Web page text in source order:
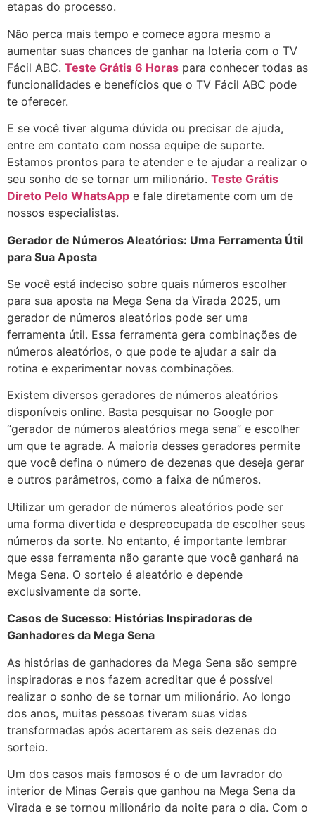
etapas do processo.
Não perca mais tempo e comece agora mesmo a
aumentar suas chances de ganhar na loteria com o TV
Fácil ABC. Teste Grátis 6 Horas para conhecer todas as
funcionalidades e benefícios que o TV Fácil ABC pode
te oferecer.
E se você tiver alguma dúvida ou precisar de ajuda,
entre em contato com nossa equipe de suporte.
Estamos prontos para te atender e te ajudar a realizar o
seu sonho de se tornar um milionário. Teste Grátis
Direto Pelo WhatsApp e fale diretamente com um de
nossos especialistas.
Gerador de Números Aleatórios: Uma Ferramenta Útil
para Sua Aposta
Se você está indeciso sobre quais números escolher
para sua aposta na Mega Sena da Virada 2025, um
gerador de números aleatórios pode ser uma
ferramenta útil. Essa ferramenta gera combinações de
números aleatórios, o que pode te ajudar a sair da
rotina e experimentar novas combinações.
Existem diversos geradores de números aleatórios
disponíveis online. Basta pesquisar no Google por
“gerador de números aleatórios mega sena” e escolher
um que te agrade. A maioria desses geradores permite
que você defina o número de dezenas que deseja gerar
e outros parâmetros, como a faixa de números.
Utilizar um gerador de números aleatórios pode ser
uma forma divertida e despreocupada de escolher seus
números da sorte. No entanto, é importante lembrar
que essa ferramenta não garante que você ganhará na
Mega Sena. O sorteio é aleatório e depende
exclusivamente da sorte.
Casos de Sucesso: Histórias Inspiradoras de
Ganhadores da Mega Sena
As histórias de ganhadores da Mega Sena são sempre
inspiradoras e nos fazem acreditar que é possível
realizar o sonho de se tornar um milionário. Ao longo
dos anos, muitas pessoas tiveram suas vidas
transformadas após acertarem as seis dezenas do
sorteio.
Um dos casos mais famosos é o de um lavrador do
interior de Minas Gerais que ganhou na Mega Sena da
Virada e se tornou milionário da noite para o dia. Com o